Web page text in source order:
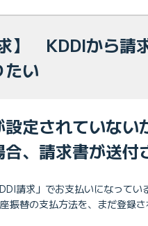
】 KDDIから請
たい
定されていない
、請求書が送付
請求」でお支払いになってい
振替の支払方法を、まだ登録さ